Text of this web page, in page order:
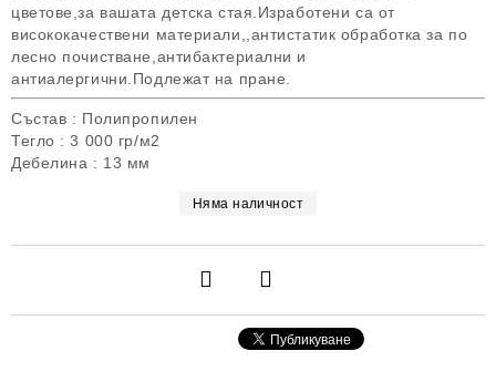
цветове,за вашата детска стая.Изработени са от
висококачествени материали,,антистатик обработка за по
лесно почистване,антибактериални и
антиалергични.Подлежат на пране.
Състав : Полипропилен
Тегло : 3 000 гр/м2
Дебелина : 13 мм
Няма наличност